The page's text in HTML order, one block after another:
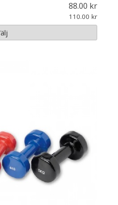
88.00
110.00